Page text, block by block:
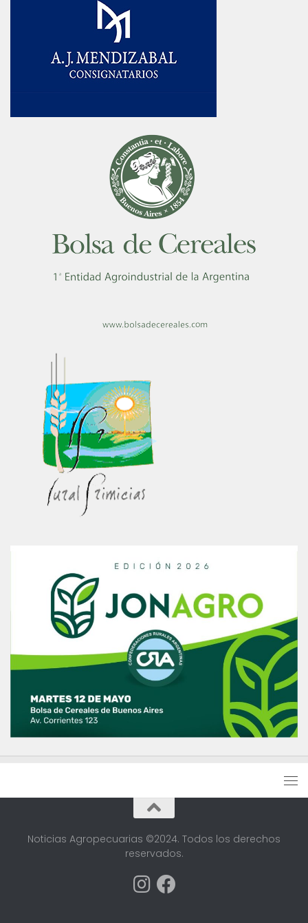
Noticias Agropecuarias ©2024. Todos los derechos
reservados.